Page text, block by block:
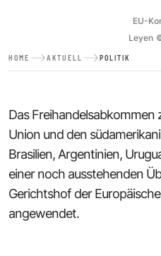
EU-
Leyen
HOME AKTUELL POLITIK
Das
Union und den
Brasilien, Argentinien,
einer noch ausstehenden
Gerichtshof der
angewendet.